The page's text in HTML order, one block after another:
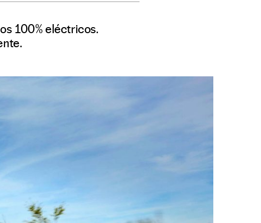
100% eléctricos.